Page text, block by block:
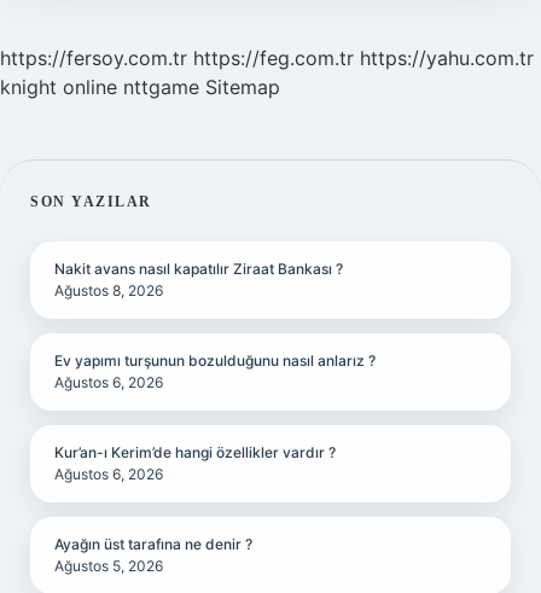
https://fersoy.com.tr https://feg.com.tr https://yahu.com.tr
knight online nttgame Sitemap
SIDEBAR
SON YAZILAR
Nakit avans nasıl kapatılır Ziraat Bankası ?
Ağustos 8, 2026
Ev yapımı turşunun bozulduğunu nasıl anlarız ?
Ağustos 6, 2026
Kur’an-ı Kerim’de hangi özellikler vardır ?
Ağustos 6, 2026
Ayağın üst tarafına ne denir ?
Ağustos 5, 2026